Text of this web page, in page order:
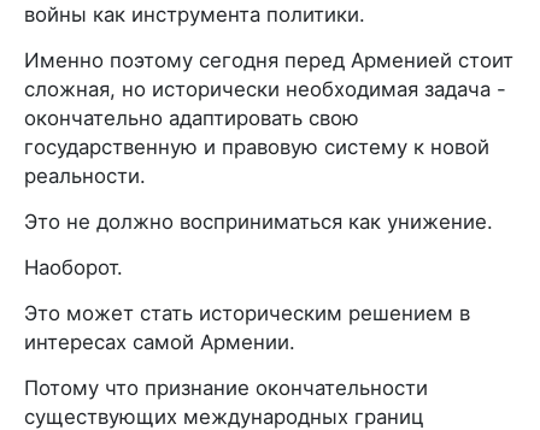
войны как инструмента политики.
Именно поэтому сегодня перед Арменией стоит
сложная, но исторически необходимая задача -
окончательно адаптировать свою
государственную и правовую систему к новой
реальности.
Это не должно восприниматься как унижение.
Наоборот.
Это может стать историческим решением в
интересах самой Армении.
Потому что признание окончательности
существующих международных границ